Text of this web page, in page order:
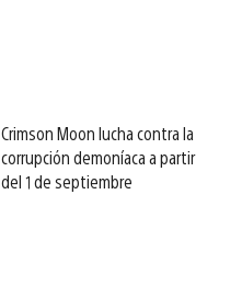
Crimson Moon lucha contra la
corrupción demoníaca a partir
del 1 de septiembre